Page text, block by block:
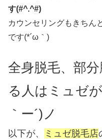
す(#^.^#)
カウンセリングもきちん
です(*´ω｀)
全身脱毛、部
る人はミュゼ
｀ー´)ノ
以下が、 ミュゼ脱毛店